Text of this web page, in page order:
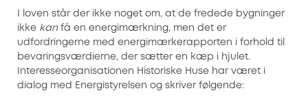
I loven står der ikke noget om, at de fredede bygninger
ikke kan få en energimærkning, men det er
udfordringerne med energimærkerapporten i forhold til
bevaringsværdierne, der sætter en kæp i hjulet.
Interesseorganisationen Historiske Huse har været i
dialog med Energistyrelsen og skriver følgende: